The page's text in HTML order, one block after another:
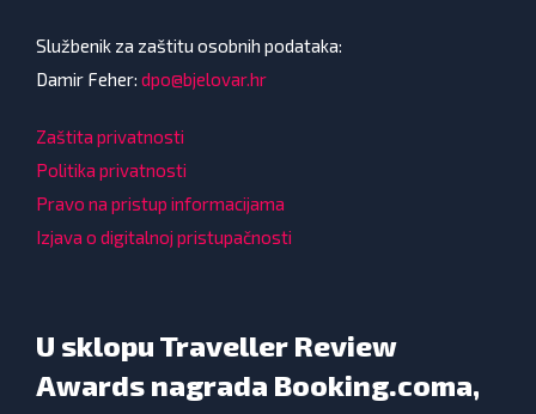
Službenik za zaštitu osobnih podataka:
Damir Feher: dpo@bjelovar.hr
Zaštita privatnosti
Politika privatnosti
Pravo na pristup informacijama
Izjava o digitalnoj pristupačnosti
U sklopu Traveller Review
Awards nagrada Booking.coma,